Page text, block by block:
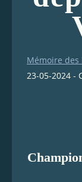
Mémoire des
23-05-2024 -